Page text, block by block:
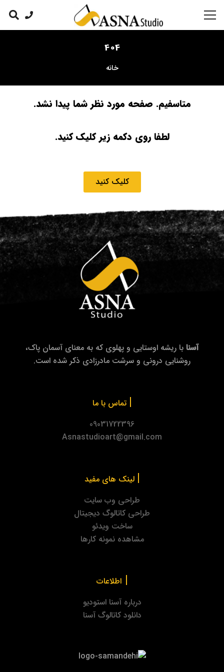
404
خانه
متاسفیم. صفحه مورد نظر شما پیدا نشد.
لطفا روی دکمه زیر کلیک کنید.
کلیک کنید
آسنا با ریشه اوستایی و پهلوی که به معنای آسمان پاک،
روشنایی درونی و سرشت مادرزادی ذکر شده است.
| تماس با ما
09031722396
Asnastudioart@gmail.com
| لینک های مفید
طراحی وب سایت
طراحی کاتالوگ دیجیتال
ساخت ویدئو
مشاهده نمونه کارها
|اطلاعات
درباره آسنا استودیو
دانلود کاتالوگ آسنا